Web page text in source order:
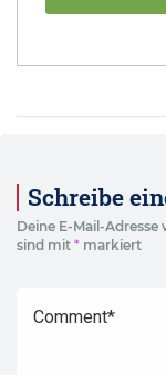
Schreibe
Deine E-Mail-
sind mit * markiert